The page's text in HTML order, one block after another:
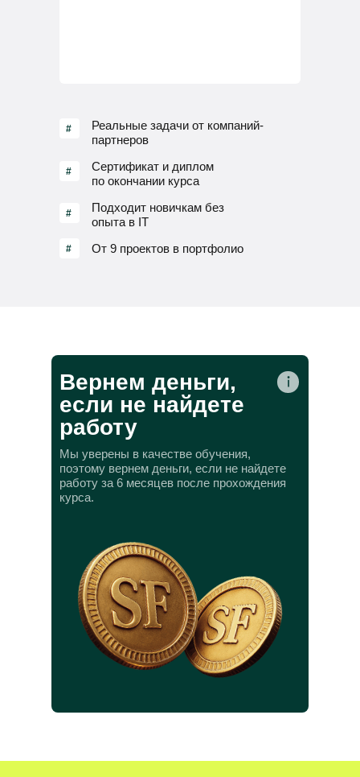
#
Реальные задачи от компаний-
партнеров
#
Сертификат и диплом
по окончании курса
#
Подходит новичкам без
опыта в IT
# От 9 проектов в портфолио
Вернем деньги,
если не найдете
работу
Мы уверены в качестве обучения,
поэтому вернем деньги, если не найдете
работу за 6 месяцев после прохождения
курса.